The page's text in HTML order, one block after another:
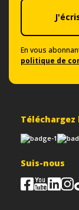
En vous
politique de
Suis-nous